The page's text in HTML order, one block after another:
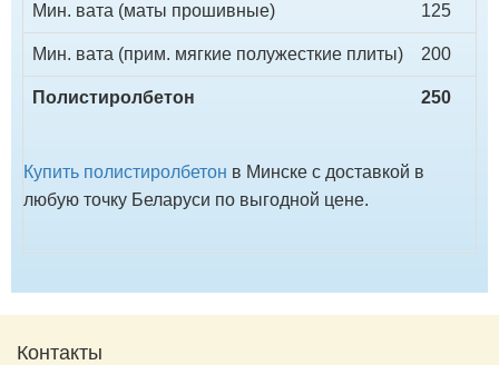
Мин. вата (маты прошивные) 125
Мин. вата (прим. мягкие полужесткие плиты) 200
Полистиролбетон 250
Купить полистиролбетон в Минске с доставкой в
любую точку Беларуси по выгодной цене.
Контакты